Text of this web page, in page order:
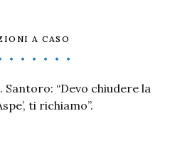
A CASO
“Devo chiudere la
ti richiamo”.